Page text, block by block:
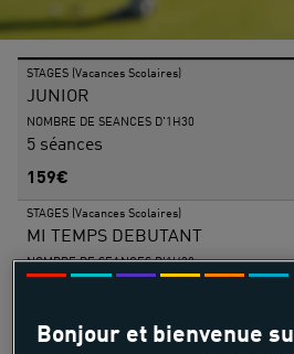
STAGES (Vacances Scolaires)
JUNIOR
NOMBRE DE SEANCES D'1H30
5 séances
159€
STAGES (Vacances Scolaires)
MI TEMPS DEBUTANT
NOMBRE DE SEANCES D'1H30
Bonjour et bienvenue